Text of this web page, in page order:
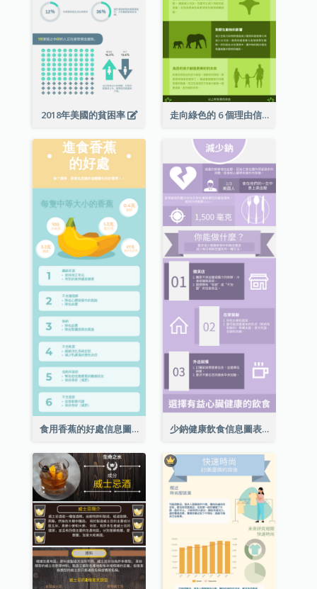
2018年美國的貧困率 走向綠色的 6 個理由信息圖表
食用香蕉的好處信息圖表 少鈉健康飲食信息圖表